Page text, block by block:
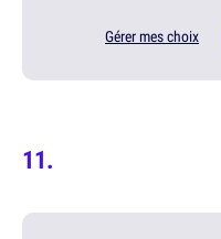
Gérer mes choix